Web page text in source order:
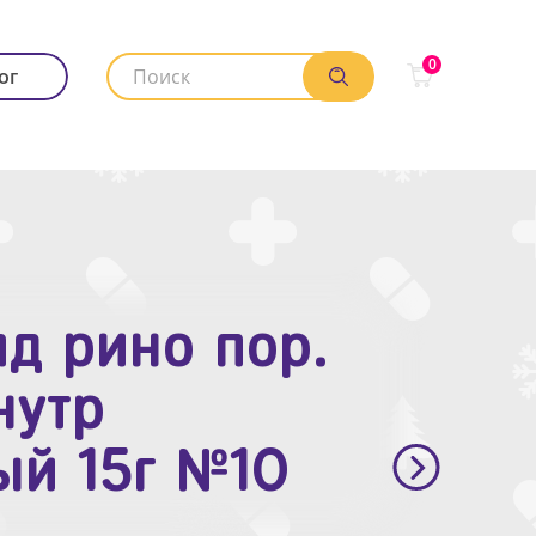
0
рино пор.
15г №10
п.п.о. 10мг